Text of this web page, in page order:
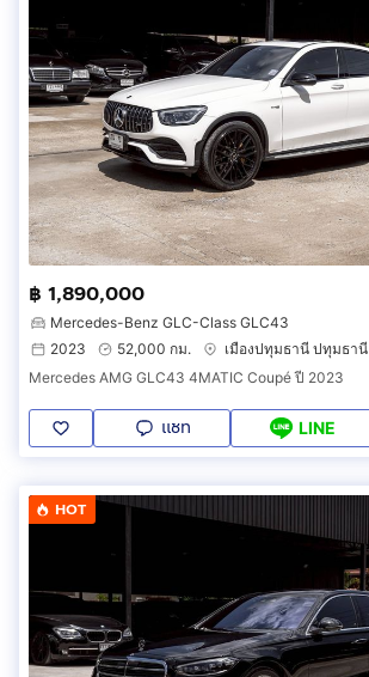
฿ 1,890,000
Mercedes-Benz GLC-Class GLC43
2023
52,000 กม.
เมืองปทุมธานี ปทุมธานี
Mercedes AMG GLC43 4MATIC Coupé ปี 2023
แชท LINE
HOT